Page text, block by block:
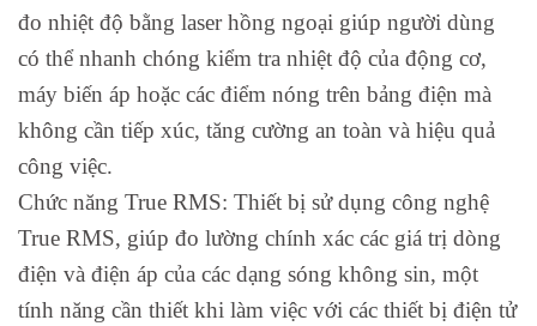
đo nhiệt độ bằng laser hồng ngoại giúp người dùng
có thể nhanh chóng kiểm tra nhiệt độ của động cơ,
máy biến áp hoặc các điểm nóng trên bảng điện mà
không cần tiếp xúc, tăng cường an toàn và hiệu quả
công việc.
Chức năng True RMS: Thiết bị sử dụng công nghệ
True RMS, giúp đo lường chính xác các giá trị dòng
điện và điện áp của các dạng sóng không sin, một
tính năng cần thiết khi làm việc với các thiết bị điện tử